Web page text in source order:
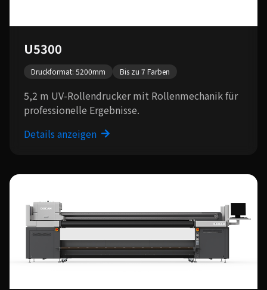
U5300
Druckformat: 5200mm Bis zu 7 Farben
5,2 m UV-Rollendrucker mit Rollenmechanik für
professionelle Ergebnisse.
Details anzeigen